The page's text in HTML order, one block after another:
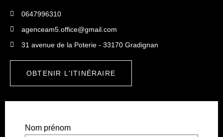
0647996310
agenceam5.office@gmail.com
31 avenue de la Poterie - 33170 Gradignan
OBTENIR L'ITINÉRAIRE
Nom prénom